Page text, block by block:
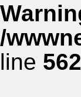
/
line 562